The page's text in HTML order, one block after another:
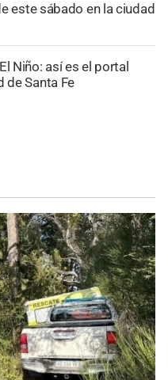
este sábado en la ciudad
Niño: así es el portal
de Santa Fe